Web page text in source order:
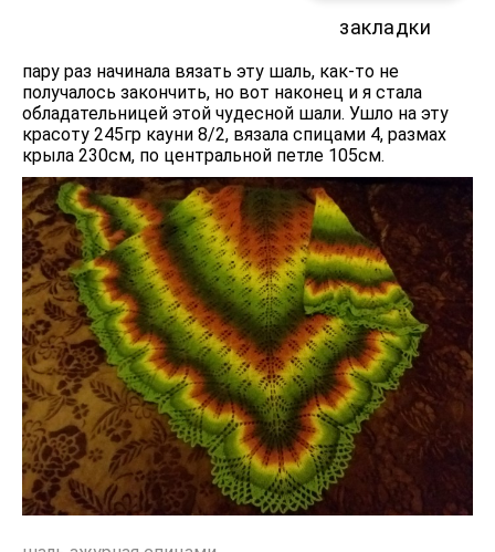
закладки
пару раз начинала вязать эту шаль, как-то не
получалось закончить, но вот наконец и я стала
обладательницей этой чудесной шали. Ушло на эту
красоту 245гр кауни 8/2, вязала спицами 4, размах
крыла 230см, по центральной петле 105см.